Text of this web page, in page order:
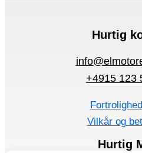
Hurtig
+4915 123
Vilkår og
Hurtig